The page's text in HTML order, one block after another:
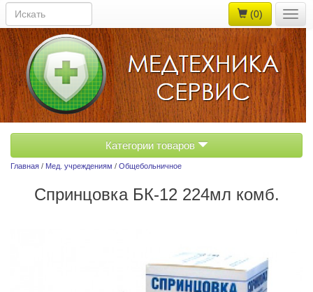
(0)
Категории товаров
Главная / Мед. учреждениям / Общебольничное
Спринцовка БК-12 224мл комб.